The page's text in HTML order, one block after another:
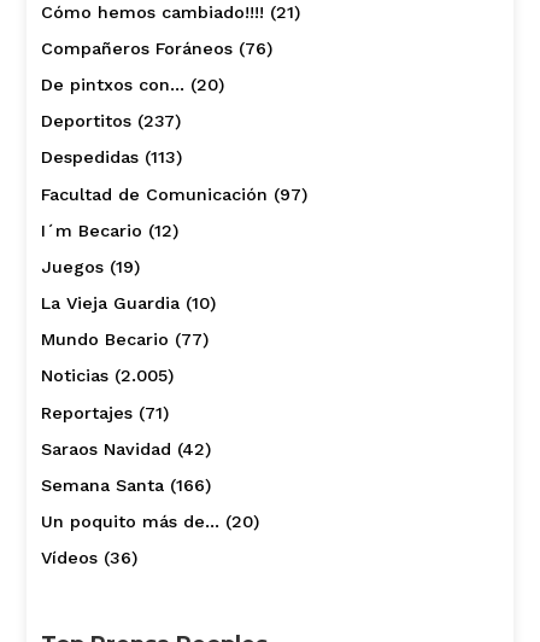
Cómo hemos cambiado!!!! (21)
Compañeros Foráneos(76)
De pintxos con… (20)
Deportitos(237)
Despedidas(113)
Facultad de Comunicación (97)
I´m Becario (12)
Juegos(19)
La Vieja Guardia(10)
Mundo Becario (77)
Noticias(2.005)
Reportajes(71)
Saraos Navidad (42)
Semana Santa(166)
Un poquito más de… (20)
Vídeos(36)